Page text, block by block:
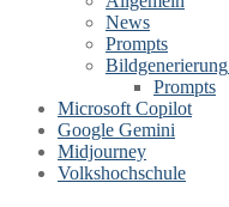
News
Prompts
Bildgenerierung
Prompts
Microsoft Copilot
Google Gemini
Midjourney
Volkshochschule